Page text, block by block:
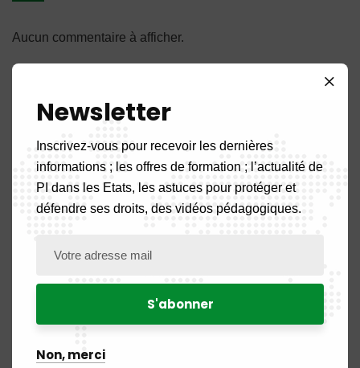
Aucun commentaire à afficher.
Catégories
Benin
Newsletter
Inscrivez-vous pour recevoir les dernières
informations ; les offres de formation ; l’actualité de
PI dans les Etats, les astuces pour protéger et
défendre ses droits, des vidéos pédagogiques.
Non, merci